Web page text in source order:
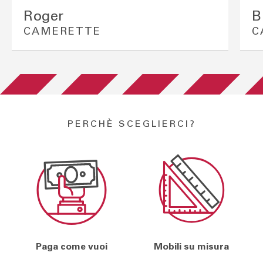
Roger
CAMERETTE
PERCHÈ SCEGLIERCI?
Paga come vuoi Mobili su misura